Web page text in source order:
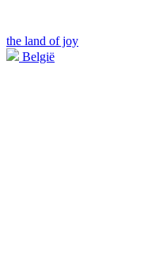
the land of joy
België